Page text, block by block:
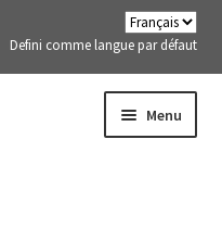
Defini comme langue par défaut
Menu